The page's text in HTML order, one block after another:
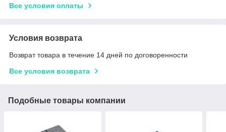
Все условия оплаты
Условия возврата
Возврат товара в течение 14 дней по договоренности
Все условия возврата
Подобные товары компании